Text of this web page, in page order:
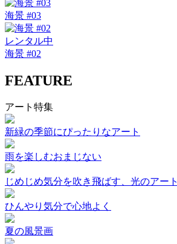
海景 #03
レンタル中
海景 #02
FEATURE
アート特集
新緑の季節にぴったりなアート
雨を楽しむおまじない
じめじめ気分を吹き飛ばす、光のアート
ひんやり気分で心地よく
夏の風景画